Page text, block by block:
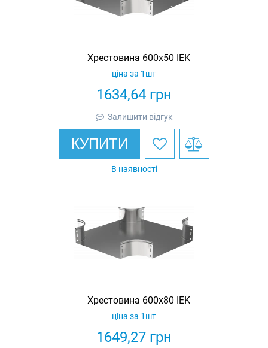
Хрестовина 600х50 IEK
1634,64 грн
ціна за 1шт
Залишити відгук
КУПИТИ
В наявності
Хрестовина 600х80 IEK
1649,27 грн
ціна за 1шт